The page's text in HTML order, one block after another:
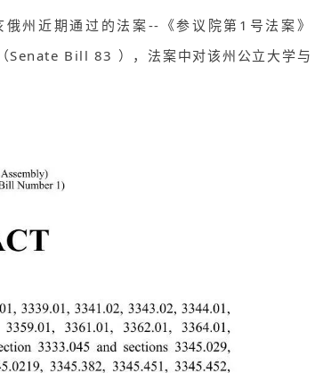
俄州近期通过的法案--《参议院第1号法案》
Senate Bill 83 ），法案中对该州公立大学与